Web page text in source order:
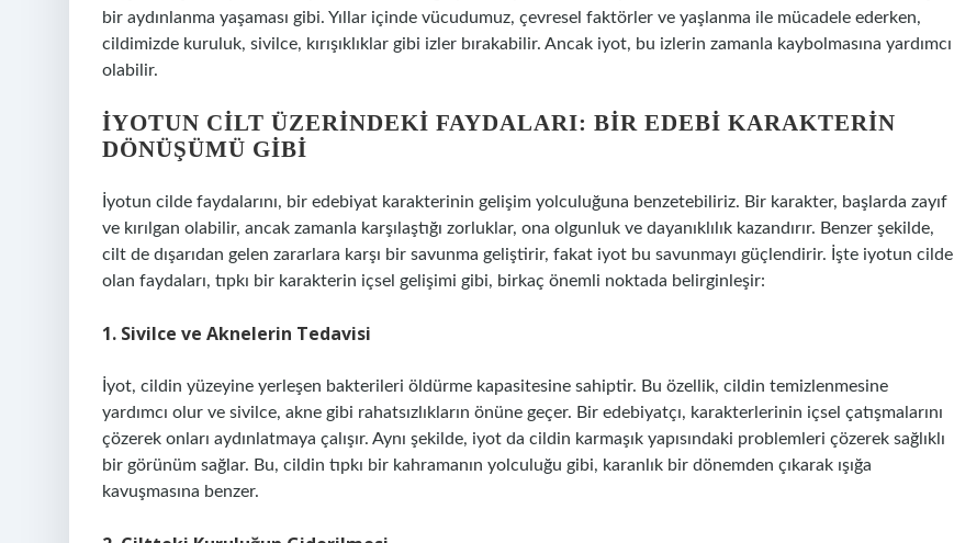
bir aydınlanma yaşaması gibi. Yıllar içinde vücudumuz, çevresel faktörler ve yaşlanma ile mücadele ederken,
cildimizde kuruluk, sivilce, kırışıklıklar gibi izler bırakabilir. Ancak iyot, bu izlerin zamanla kaybolmasına yardımcı
olabilir.
İYOTUN CILT ÜZERINDEKI FAYDALARI: BIR EDEBI KARAKTERIN
DÖNÜŞÜMÜ GIBI
İyotun cilde faydalarını, bir edebiyat karakterinin gelişim yolculuğuna benzetebiliriz. Bir karakter, başlarda zayıf
ve kırılgan olabilir, ancak zamanla karşılaştığı zorluklar, ona olgunluk ve dayanıklılık kazandırır. Benzer şekilde,
cilt de dışarıdan gelen zararlara karşı bir savunma geliştirir, fakat iyot bu savunmayı güçlendirir. İşte iyotun cilde
olan faydaları, tıpkı bir karakterin içsel gelişimi gibi, birkaç önemli noktada belirginleşir:
1. Sivilce ve Aknelerin Tedavisi
İyot, cildin yüzeyine yerleşen bakterileri öldürme kapasitesine sahiptir. Bu özellik, cildin temizlenmesine
yardımcı olur ve sivilce, akne gibi rahatsızlıkların önüne geçer. Bir edebiyatçı, karakterlerinin içsel çatışmalarını
çözerek onları aydınlatmaya çalışır. Aynı şekilde, iyot da cildin karmaşık yapısındaki problemleri çözerek sağlıklı
bir görünüm sağlar. Bu, cildin tıpkı bir kahramanın yolculuğu gibi, karanlık bir dönemden çıkarak ışığa
kavuşmasına benzer.